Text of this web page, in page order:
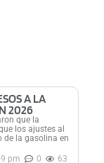
A LA
2026
que la
los ajustes al
de la gasolina en
pm 0 63